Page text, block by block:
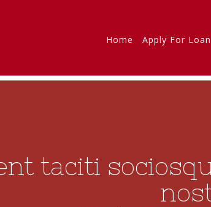
Home Apply For Loan
taciti